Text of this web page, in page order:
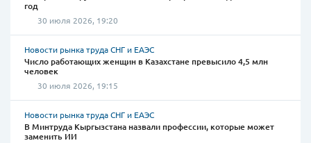
год
30 июля 2026, 19:20
Новости рынка труда СНГ и ЕАЭС
Число работающих женщин в Казахстане превысило 4,5 млн
человек
30 июля 2026, 19:15
Новости рынка труда СНГ и ЕАЭС
В Минтруда Кыргызстана назвали профессии, которые может
заменить ИИ